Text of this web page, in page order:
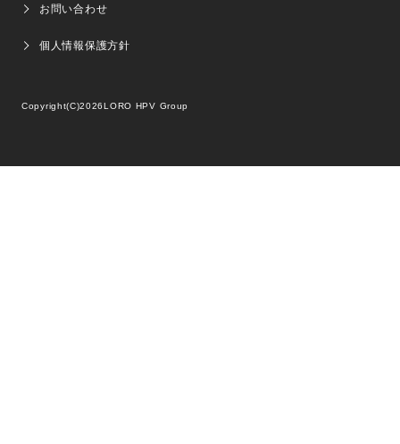
お問い合わせ
個人情報保護方針
Copyright(C)2026LORO HPV Group